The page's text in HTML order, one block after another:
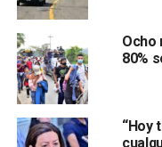
“Siempre y cuando
de otros estados de
declaró Torres
mexicanos que
razones laborales o de
Ocho
80%
“Hoy